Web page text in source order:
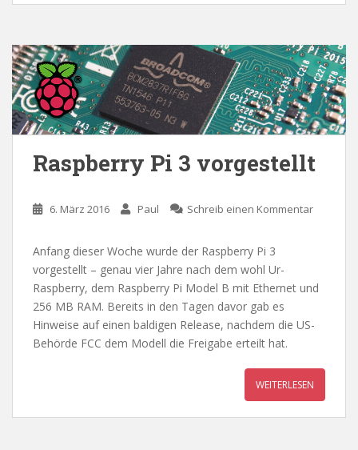
Raspberry Pi 3 vorgestellt
6. März 2016 Paul Schreib einen Kommentar
Anfang dieser Woche wurde der Raspberry Pi 3
vorgestellt – genau vier Jahre nach dem wohl Ur-
Raspberry, dem Raspberry Pi Model B mit Ethernet und
256 MB RAM. Bereits in den Tagen davor gab es
Hinweise auf einen baldigen Release, nachdem die US-
Behörde FCC dem Modell die Freigabe erteilt hat.
WEITERLESEN